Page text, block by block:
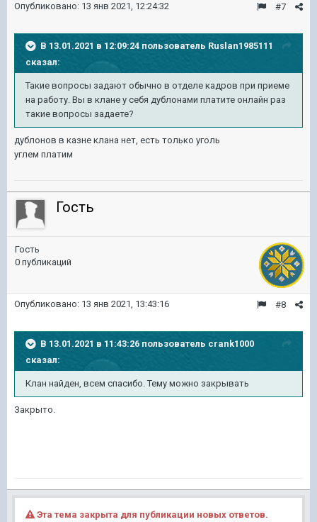
#7
Опубликовано: 13 янв 2021, 12:24:32
В 13.01.2021 в 12:09:24 пользователь Ruslan1985111
сказал:
Такие вопросы задают обычно в отделе кадров при приеме
на работу. Вы в клане у себя дублонами платите онлайн раз
такие вопросы задаете?
дублонов в казне клана нет, есть только уголь
углем платим
Гость
Гость
0 публикаций
#8
Опубликовано: 13 янв 2021, 13:43:16
В 13.01.2021 в 11:43:26 пользователь crank1000
сказал:
Клан найден, всем спасибо. Тему можно закрывать
Закрыто.
Эта тема закрыта для публикации новых ответов.